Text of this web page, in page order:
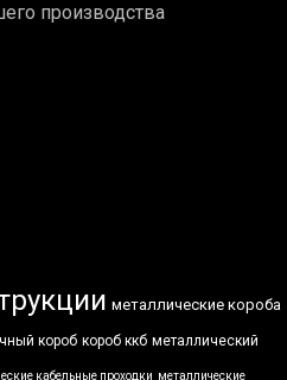
производства
металлические короба
короб короб ккб металлический
кабельные проходки металлические